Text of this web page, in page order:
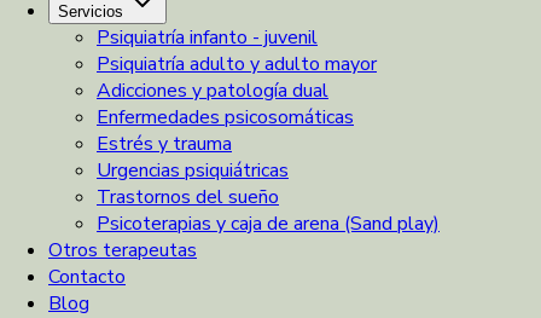
Servicios
Psiquiatría infanto - juvenil
Psiquiatría adulto y adulto mayor
Adicciones y patología dual
Enfermedades psicosomáticas
Estrés y trauma
Urgencias psiquiátricas
Trastornos del sueño
Psicoterapias y caja de arena (Sand play)
Otros terapeutas
Contacto
Blog